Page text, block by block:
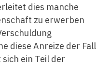
dies manche
zu erwerben
diese Anreize der Fall
ein Teil der